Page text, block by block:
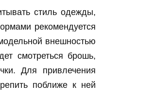
стиль одежды,
рекомендуется
внешностью
смотреться брошь,
Для привлечения
поближе к ней